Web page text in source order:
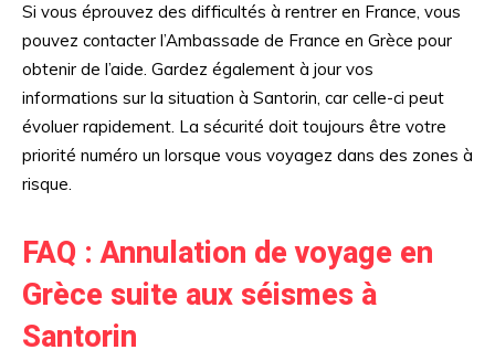
Si vous éprouvez des difficultés à rentrer en France, vous
pouvez contacter l’Ambassade de France en Grèce pour
obtenir de l’aide. Gardez également à jour vos
informations sur la situation à Santorin, car celle-ci peut
évoluer rapidement. La sécurité doit toujours être votre
priorité numéro un lorsque vous voyagez dans des zones à
risque.
FAQ : Annulation de voyage en
Grèce suite aux séismes à
Santorin